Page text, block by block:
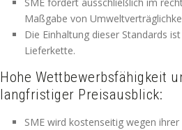
Maßgabe von
Die Einhaltung dieser Standards
Lieferkette.
Hohe Wettbewerbsfähigkeit
langfristiger Preisausblick:
SME wird kostenseitig wegen